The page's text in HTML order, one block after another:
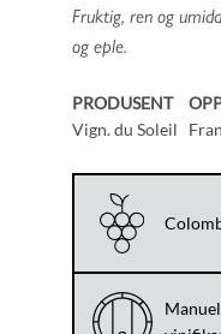
Fruktig, ren og
og eple.
PRODUSENT
Vign. du Soleil